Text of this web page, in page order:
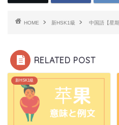
HOME 新HSK1級 中国語【星
RELATED POST
新HSK1級